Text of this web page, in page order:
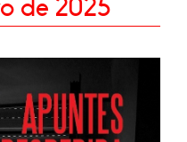
de 2025